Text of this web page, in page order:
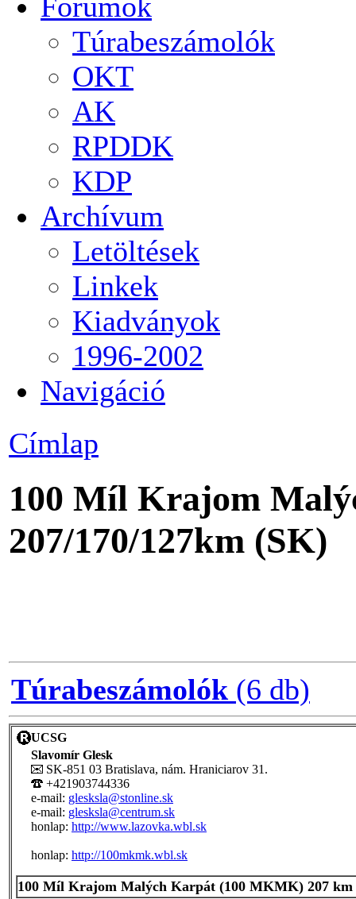
Túrabeszámolók
OKT
AK
RPDDK
KDP
Archívum
Letöltések
Linkek
Kiadványok
1996-2002
Navigáció
Címlap
100 Míl Krajom
207/170/127km (SK)
Túrabeszámolók (6 db)
UCSG
Slavomír Glesk
SK-851 03 Bratislava, nám. Hraniciarov 31.
+421903744336
e-mail: glesksla@stonline.sk
e-mail: glesksla@centrum.sk
honlap: http://www.lazovka.wbl.sk
honlap: http://100mkmk.wbl.sk
100 Míl Krajom Malých Karpát (100 MKMK) 207 km